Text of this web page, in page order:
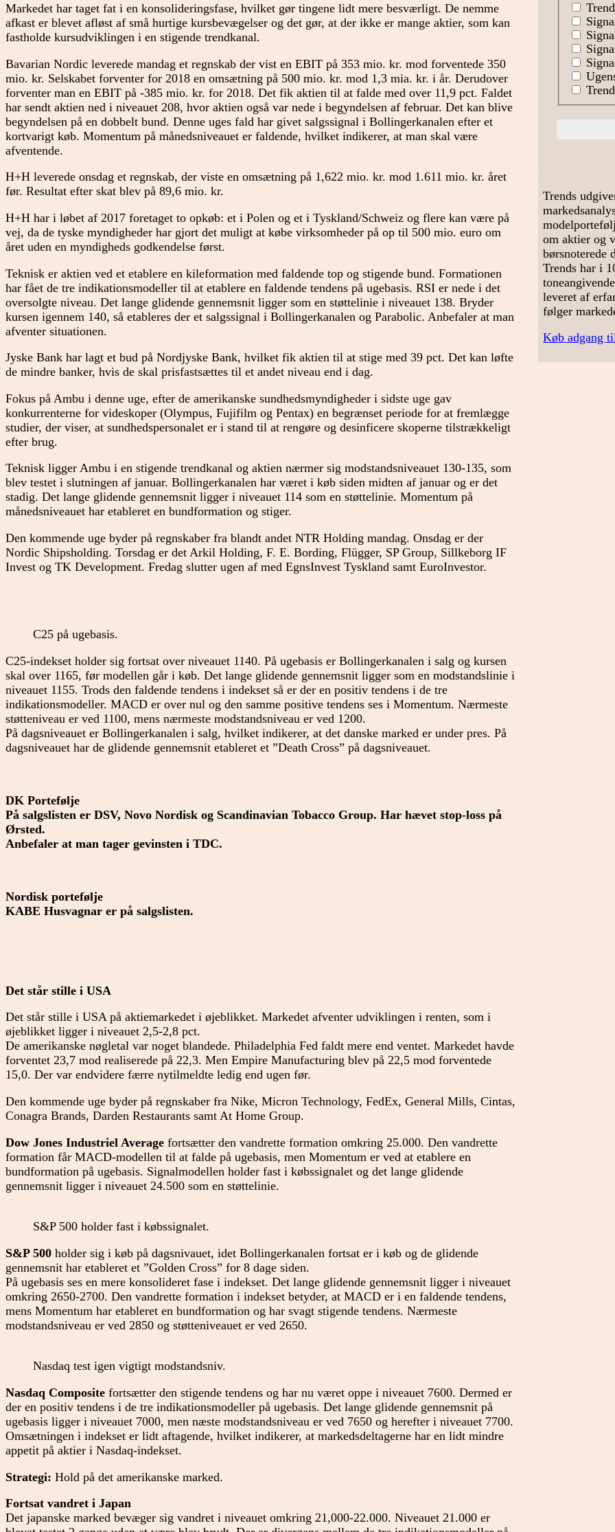
Markedet har taget fat i en konsolideringsfase, hvilket gør tingene lidt mere besværligt. De nemme
afkast er blevet afløst af små hurtige kursbevægelser og det gør, at der ikke er mange aktier, som kan
fastholde kursudviklingen i en stigende trendkanal.
Bavarian Nordic leverede mandag et regnskab der vist en EBIT på 353 mio. kr. mod forventede 350
mio. kr. Selskabet forventer for 2018 en omsætning på 500 mio. kr. mod 1,3 mia. kr. i år. Derudover
forventer man en EBIT på -385 mio. kr. for 2018. Det fik aktien til at falde med over 11,9 pct. Faldet
har sendt aktien ned i niveauet 208, hvor aktien også var nede i begyndelsen af februar. Det kan blive
begyndelsen på en dobbelt bund. Denne uges fald har givet salgssignal i Bollingerkanalen efter et
kortvarigt køb. Momentum på månedsniveauet er faldende, hvilket indikerer, at man skal være
afventende.
H+H leverede onsdag et regnskab, der viste en omsætning på 1,622 mio. kr. mod 1.611 mio. kr. året
før. Resultat efter skat blev på 89,6 mio. kr.
H+H har i løbet af 2017 foretaget to opkøb: et i Polen og et i Tyskland/Schweiz og flere kan være på
vej, da de tyske myndigheder har gjort det muligt at købe virksomheder på op til 500 mio. euro om
året uden en myndigheds godkendelse først.
Teknisk er aktien ved et etablere en kileformation med faldende top og stigende bund. Formationen
har fået de tre indikationsmodeller til at etablere en faldende tendens på ugebasis. RSI er nede i det
oversolgte niveau. Det lange glidende gennemsnit ligger som en støttelinie i niveauet 138. Bryder
kursen igennem 140, så etableres der et salgssignal i Bollingerkanalen og Parabolic. Anbefaler at man
afventer situationen.
Jyske Bank har lagt et bud på Nordjyske Bank, hvilket fik aktien til at stige med 39 pct. Det kan løfte
de mindre banker, hvis de skal prisfastsættes til et andet niveau end i dag.
Fokus på Ambu i denne uge, efter de amerikanske sundhedsmyndigheder i sidste uge gav
konkurrenterne for videskoper (Olympus, Fujifilm og Pentax) en begrænset periode for at fremlægge
studier, der viser, at sundhedspersonalet er i stand til at rengøre og desinficere skoperne tilstrækkeligt
efter brug.
Teknisk ligger Ambu i en stigende trendkanal og aktien nærmer sig modstandsniveauet 130-135, som
blev testet i slutningen af januar. Bollingerkanalen har været i køb siden midten af januar og er det
stadig. Det lange glidende gennemsnit ligger i niveauet 114 som en støttelinie. Momentum på
månedsniveauet har etableret en bundformation og stiger.
Den kommende uge byder på regnskaber fra blandt andet NTR Holding mandag. Onsdag er der
Nordic Shipsholding. Torsdag er det Arkil Holding, F. E. Bording, Flügger, SP Group, Sillkeborg IF
Invest og TK Development. Fredag slutter ugen af med EgnsInvest Tyskland samt EuroInvestor.
C25 på ugebasis.
C25-indekset holder sig fortsat over niveauet 1140. På ugebasis er Bollingerkanalen i salg og kursen
skal over 1165, før modellen går i køb. Det lange glidende gennemsnit ligger som en modstandslinie i
niveauet 1155. Trods den faldende tendens i indekset så er der en positiv tendens i de tre
indikationsmodeller. MACD er over nul og den samme positive tendens ses i Momentum. Nærmeste
støtteniveau er ved 1100, mens nærmeste modstandsniveau er ved 1200.
På dagsniveauet er Bollingerkanalen i salg, hvilket indikerer, at det danske marked er under pres. På
dagsniveauet har de glidende gennemsnit etableret et ”Death Cross” på dagsniveauet.
DK Portefølje
På salgslisten er DSV, Novo Nordisk og Scandinavian Tobacco Group. Har hævet stop-loss på
Ørsted.
Anbefaler at man tager gevinsten i TDC.
Nordisk portefølje
KABE Husvagnar er på salgslisten.
Det står stille i USA
Det står stille i USA på aktiemarkedet i øjeblikket. Markedet afventer udviklingen i renten, som i
øjeblikket ligger i niveauet 2,5-2,8 pct.
De amerikanske nøgletal var noget blandede. Philadelphia Fed faldt mere end ventet. Markedet havde
forventet 23,7 mod realiserede på 22,3. Men Empire Manufacturing blev på 22,5 mod forventede
15,0. Der var endvidere færre nytilmeldte ledig end ugen før.
Den kommende uge byder på regnskaber fra Nike, Micron Technology, FedEx, General Mills, Cintas,
Conagra Brands, Darden Restaurants samt At Home Group.
Dow Jones Industriel Average fortsætter den vandrette formation omkring 25.000. Den vandrette
formation får MACD-modellen til at falde på ugebasis, men Momentum er ved at etablere en
bundformation på ugebasis. Signalmodellen holder fast i købssignalet og det lange glidende
gennemsnit ligger i niveauet 24.500 som en støttelinie.
S&P 500 holder fast i købssignalet.
S&P 500 holder sig i køb på dagsnivauet, idet Bollingerkanalen fortsat er i køb og de glidende
gennemsnit har etableret et ”Golden Cross” for 8 dage siden.
På ugebasis ses en mere konsolideret fase i indekset. Det lange glidende gennemsnit ligger i niveauet
omkring 2650-2700. Den vandrette formation i indekset betyder, at MACD er i en faldende tendens,
mens Momentum har etableret en bundformation og har svagt stigende tendens. Nærmeste
modstandsniveau er ved 2850 og støtteniveauet er ved 2650.
Nasdaq test igen vigtigt modstandsniv.
Nasdaq Composite fortsætter den stigende tendens og har nu været oppe i niveauet 7600. Dermed er
der en positiv tendens i de tre indikationsmodeller på ugebasis. Det lange glidende gennemsnit på
ugebasis ligger i niveauet 7000, men næste modstandsniveau er ved 7650 og herefter i niveauet 7700.
Omsætningen i indekset er lidt aftagende, hvilket indikerer, at markedsdeltagerne har en lidt mindre
appetit på aktier i Nasdaq-indekset.
Strategi: Hold på det amerikanske marked.
Fortsat vandret i Japan
Det japanske marked bevæger sig vandret i niveauet omkring 21,000-22.000. Niveauet 21.000 er
Trends
om aktier og
børsnoterede
Trends har i
leveret af
følger
Køb adgang